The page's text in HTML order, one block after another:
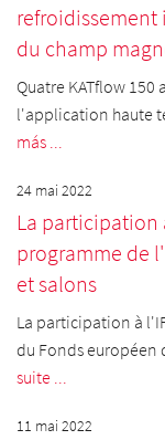
du champ
Quatre KATflow 150
l'application haute
más ...
24 mai 2022
La participation
programme de
et salons
La participation à
du Fonds européen
suite ...
11 mai 2022